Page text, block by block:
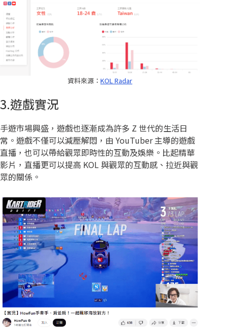
資料來源：KOL Radar
3.遊戲實況
手遊市場興盛，遊戲也逐漸成為許多 Z 世代的生活日
常。遊戲不僅可以減壓解悶，由 YouTuber 主導的遊戲
直播，也可以帶給觀眾即時性的互動及娛樂。比起精華
影片，直播更可以提高 KOL 與觀眾的互動感、拉近與觀
眾的關係。